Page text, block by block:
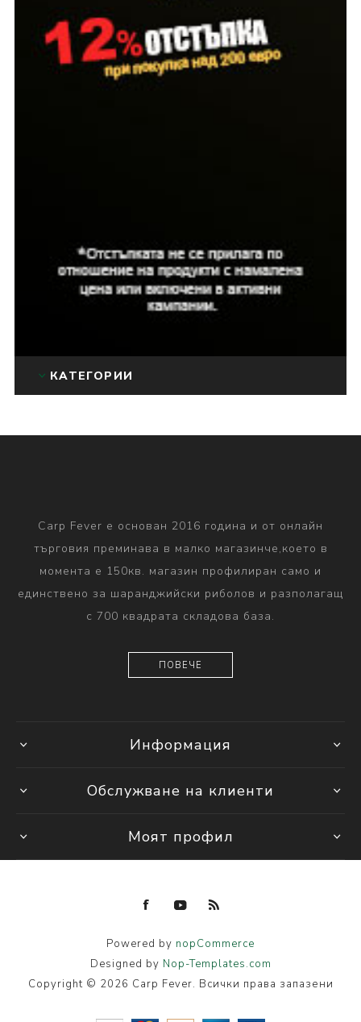
КАТЕГОРИИ
Carp Fever е основан 2016 година и от онлайн
търговия преминава в малко магазинче,което в
момента е 150кв. магазин профилиран само и
единствено за шаранджийски риболов и разполагащ
с 700 квадрата складова база.
ПОВЕЧЕ
Информация
Обслужване на клиенти
Моят профил
Powered by nopCommerce
Designed by Nop-Templates.com
Copyright © 2026 Carp Fever. Всички права запазени